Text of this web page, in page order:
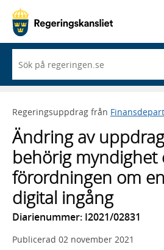
du
börjar
skriva
framträder
en
lista
med
sökförslag
Regeringsuppdrag från
Ändring av
behörig myndighet
förordningen om
digital ingång
Diarienummer: I2021/02831
Publicerad 02 november 2021